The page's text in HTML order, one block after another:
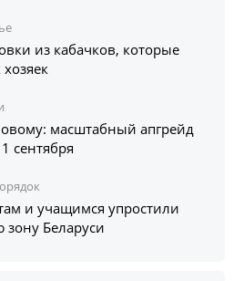
из кабачков, которые
масштабный апгрейд
сентября
и учащимся упростили
зону Беларуси